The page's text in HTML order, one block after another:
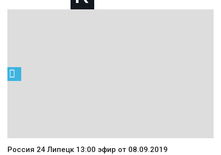
Россия 24 Липецк 13:00 эфир от 08.09.2019